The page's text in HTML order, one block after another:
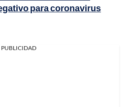
para coronavirus
PUBLICIDAD